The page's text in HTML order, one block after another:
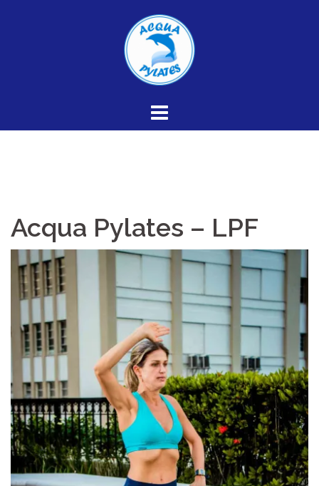
Acqua Pylates – LPF